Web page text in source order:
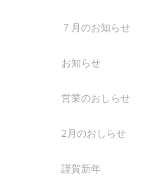
７月のお知らせ
お知らせ
営業のおしらせ
2月のおしらせ
謹賀新年